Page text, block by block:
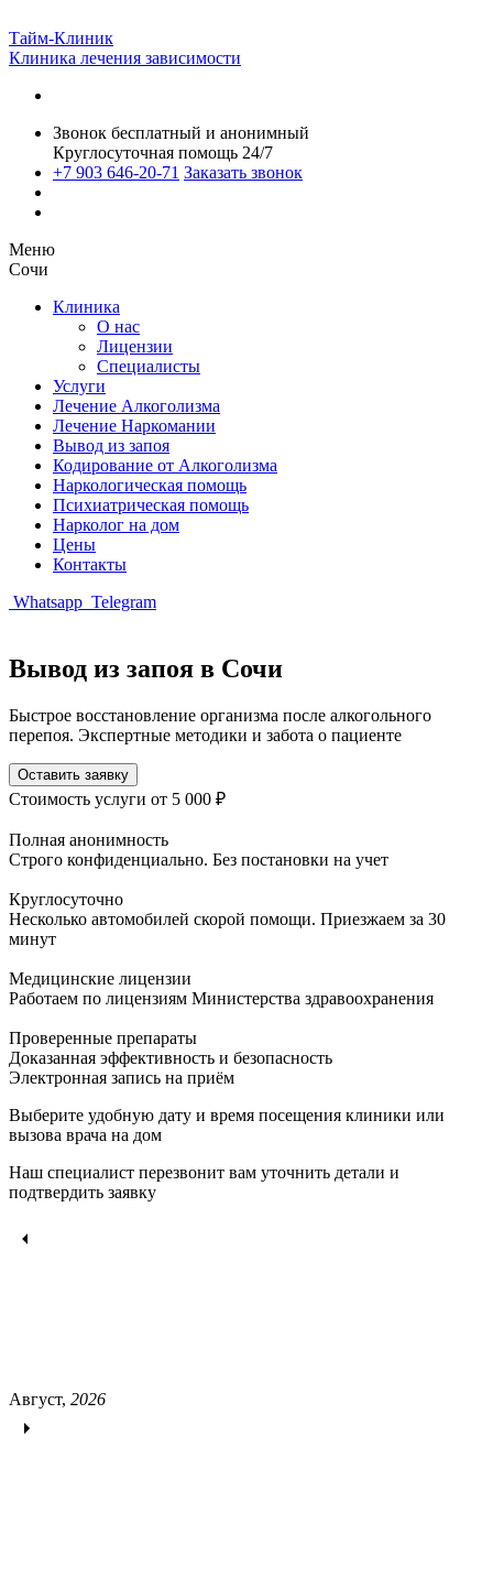
Тайм-Клиник
Клиника лечения зависимости
Звонок бесплатный и анонимный
Круглосуточная помощь 24/7
+7 903 646-20-71 Заказать звонок
Меню
Сочи
Клиника
О нас
Лицензии
Специалисты
Услуги
Лечение Алкоголизма
Лечение Наркомании
Вывод из запоя
Кодирование от Алкоголизма
Наркологическая помощь
Психиатрическая помощь
Нарколог на дом
Цены
Контакты
Whatsapp Telegram
Вывод из запоя в Сочи
Быстрое восстановление организма после алкогольного
перепоя. Экспертные методики и забота о пациенте
Оставить заявку
Стоимость услуги от 5 000 ₽
Полная анонимность
Строго конфиденциально. Без постановки на учет
Круглосуточно
Несколько автомобилей скорой помощи. Приезжаем за 30
минут
Медицинские лицензии
Работаем по лицензиям Министерства здравоохранения
Проверенные препараты
Доказанная эффективность и безопасность
Электронная запись на приём
Выберите удобную дату и время посещения клиники или
вызова врача на дом
Наш специалист перезвонит вам уточнить детали и
подтвердить заявку
Август, 2026